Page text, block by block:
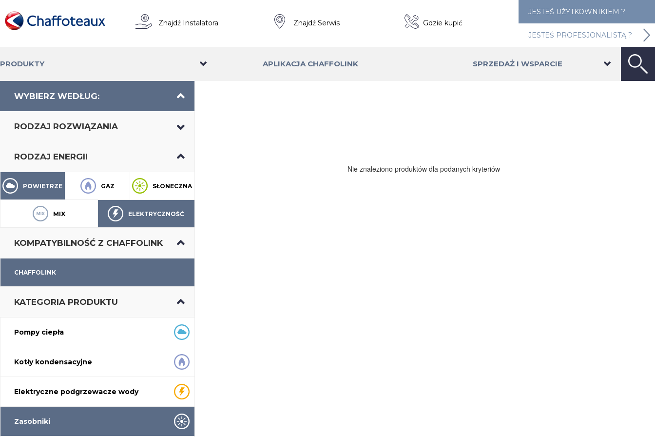
Znajdź Instalatora Znajdź Serwis Gdzie kupić
JESTEŚ UŻYTKOWNIKIEM ?
JESTEŚ PROFESJONALISTĄ ?
PRODUKTY APLIKACJA CHAFFOLINK SPRZEDAŻ I WSPARCIE
WYBIERZ WEDŁUG:
RODZAJ ROZWIĄZANIA
RODZAJ ENERGII
POWIETRZE GAZ SŁONECZNA
MIX ELEKTRYCZNOŚĆ
KOMPATYBILNOŚĆ Z CHAFFOLINK
CHAFFOLINK
KATEGORIA PRODUKTU
Pompy ciepła
Kotły kondensacyjne
Elektryczne podgrzewacze wody
Zasobniki
Nie znaleziono produktów dla podanych kryteriów